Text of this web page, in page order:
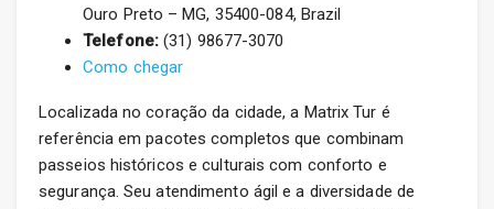
Ouro Preto – MG, 35400-084, Brazil
Telefone:(31) 98677-3070
Como chegar
Localizada no coração da cidade, a Matrix Tur é
referência em pacotes completos que combinam
passeios históricos e culturais com conforto e
segurança. Seu atendimento ágil e a diversidade de